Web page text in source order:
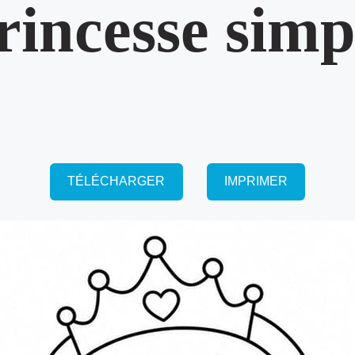
TÉLÉCHARGER IMPRIMER